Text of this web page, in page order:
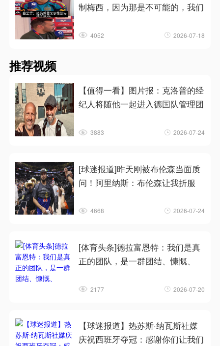
制梅西，因为那是不可能的，我们
4052 2026-07-18
推荐视频
【值得一看】图片报：克洛普的经
纪人将随他一起进入德国队管理团
3883 2026-07-24
[球迷报道]昨天刚被布伦森当面质
问！阿里纳斯：布伦森让我折服
4668 2026-07-24
[体育头条]德拉富恩特：我们是真
正的团队，是一群团结、慷慨、
2177 2026-07-20
【球迷报道】热苏斯·纳瓦斯社媒
庆祝西班牙夺冠：感谢你们让我们